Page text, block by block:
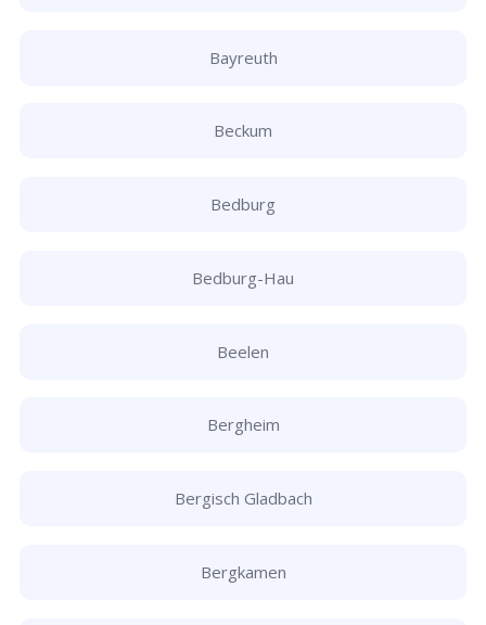
Bayreuth
Beckum
Bedburg
Bedburg-Hau
Beelen
Bergheim
Bergisch Gladbach
Bergkamen